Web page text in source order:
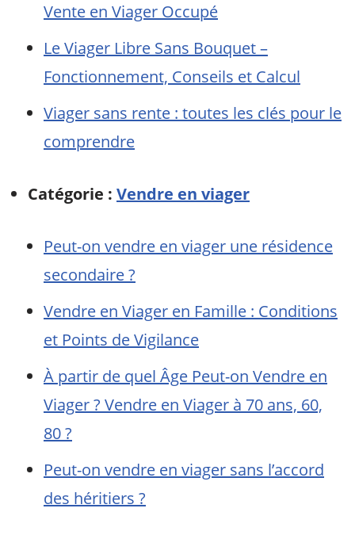
Vente en Viager Occupé
Le Viager Libre Sans Bouquet –
Fonctionnement, Conseils et Calcul
Viager sans rente : toutes les clés pour le
comprendre
Catégorie : Vendre en viager
Peut-on vendre en viager une résidence
secondaire ?
Vendre en Viager en Famille : Conditions
et Points de Vigilance
À partir de quel Âge Peut-on Vendre en
Viager ? Vendre en Viager à 70 ans, 60,
80 ?
Peut-on vendre en viager sans l’accord
des héritiers ?